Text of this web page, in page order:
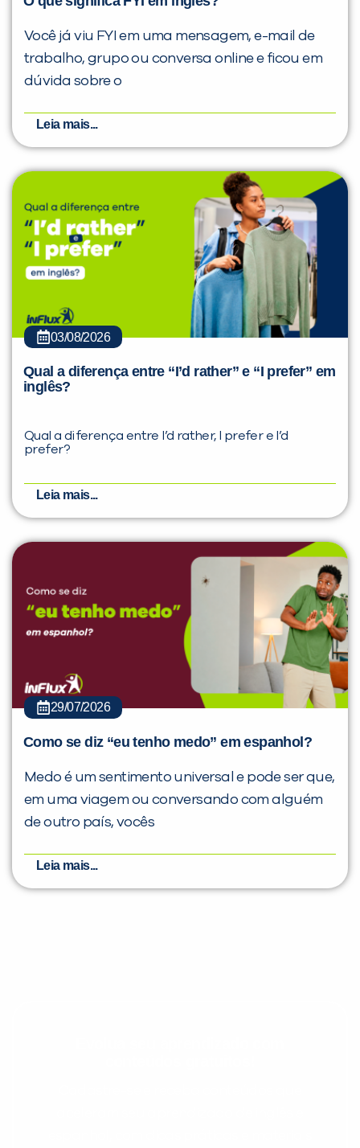
Você já viu FYI em uma mensagem, e-mail de
trabalho, grupo ou conversa online e ficou em
dúvida sobre o
Leia mais...
03/08/2026
Qual a diferença entre “I’d rather” e “I prefer” em
inglês?
Qual a diferença entre I’d rather, I prefer e I’d
prefer?
Leia mais...
29/07/2026
Como se diz “eu tenho medo” em espanhol?
Medo é um sentimento universal e pode ser que,
em uma viagem ou conversando com alguém
de outro país, vocês
Leia mais...